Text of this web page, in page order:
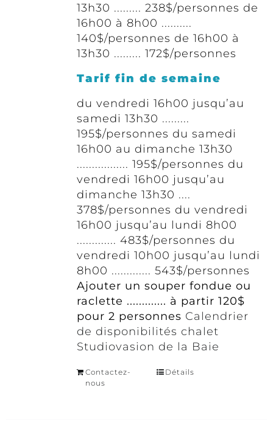
13h30 ......... 238$/personnes de
16h00 à 8h00 ..........
140$/personnes de 16h00 à
13h30 ......... 172$/personnes
Tarif fin de semaine
du vendredi 16h00 jusqu’au
samedi 13h30 .........
195$/personnes du samedi
16h00 au dimanche 13h30
................. 195$/personnes du
vendredi 16h00 jusqu’au
dimanche 13h30 ....
378$/personnes du vendredi
16h00 jusqu’au lundi 8h00
............. 483$/personnes du
vendredi 10h00 jusqu’au lundi
8h00 ............. 543$/personnes
Ajouter un souper fondue ou
raclette ............. à partir 120$
pour 2 personnes Calendrier
de disponibilités chalet
Studiovasion de la Baie
Contactez-
nous
Détails